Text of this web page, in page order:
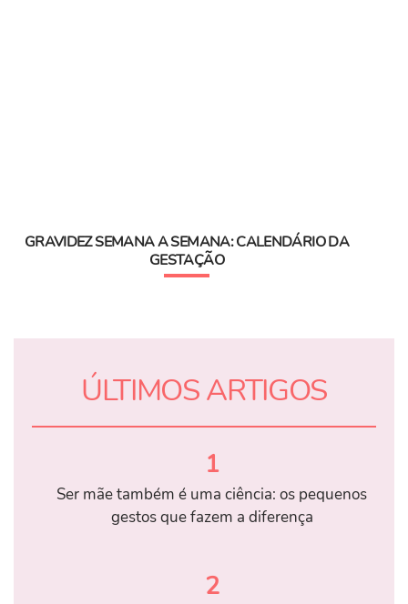
GRAVIDEZ SEMANA A SEMANA: CALENDÁRIO DA
GESTAÇÃO
ÚLTIMOS ARTIGOS
1
Ser mãe também é uma ciência: os pequenos
gestos que fazem a diferença
2